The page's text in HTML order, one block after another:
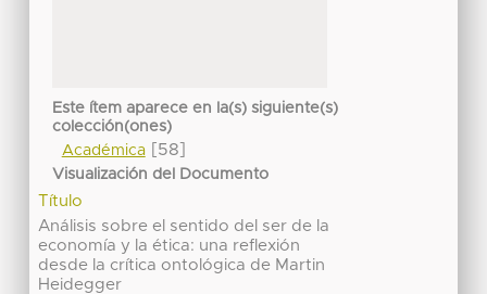
Este ítem aparece en la(s) siguiente(s)
colección(ones)
Académica[58]
Visualización del Documento
Título
Análisis sobre el sentido del ser de la
economía y la ética: una reflexión
desde la crítica ontológica de Martin
Heidegger